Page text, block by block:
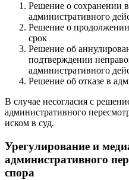
Решение о сохранении
административного
Решение о
срок
Решение об
подтверждении
административного
Решение об отказе в
В случае несогласия с
административного
иском в суд.
Урегулирование и
административного
спора